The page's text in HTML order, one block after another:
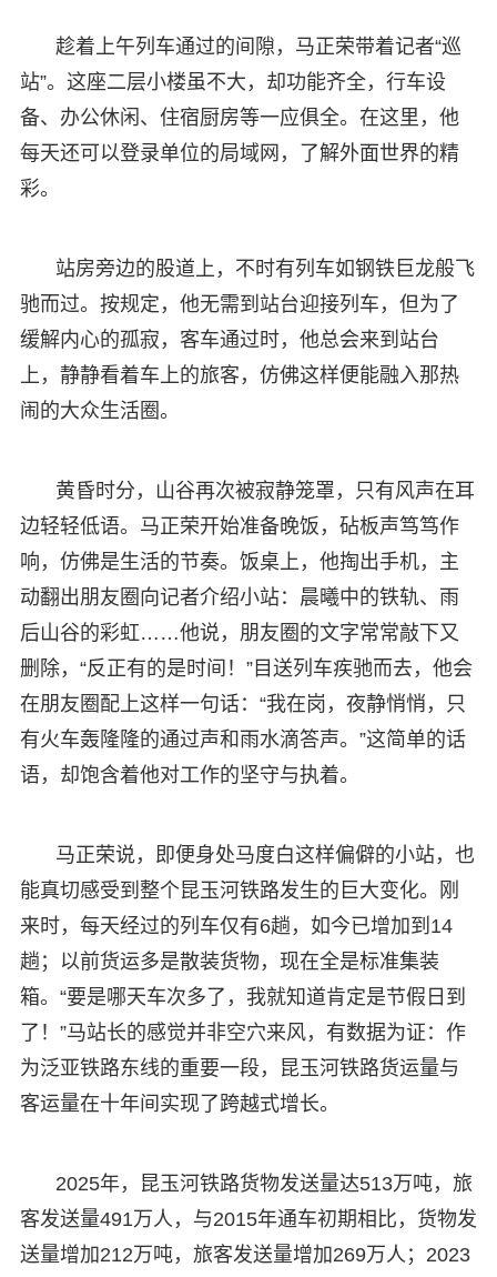
趁着上午列车通过的间隙，马正荣带着记者“巡
站”。这座二层小楼虽不大，却功能齐全，行车设
备、办公休闲、住宿厨房等一应俱全。在这里，他
每天还可以登录单位的局域网，了解外面世界的精
彩。
站房旁边的股道上，不时有列车如钢铁巨龙般飞
驰而过。按规定，他无需到站台迎接列车，但为了
缓解内心的孤寂，客车通过时，他总会来到站台
上，静静看着车上的旅客，仿佛这样便能融入那热
闹的大众生活圈。
黄昏时分，山谷再次被寂静笼罩，只有风声在耳
边轻轻低语。马正荣开始准备晚饭，砧板声笃笃作
响，仿佛是生活的节奏。饭桌上，他掏出手机，主
动翻出朋友圈向记者介绍小站：晨曦中的铁轨、雨
后山谷的彩虹……他说，朋友圈的文字常常敲下又
删除，“反正有的是时间！”目送列车疾驰而去，他会
在朋友圈配上这样一句话：“我在岗，夜静悄悄，只
有火车轰隆隆的通过声和雨水滴答声。”这简单的话
语，却饱含着他对工作的坚守与执着。
马正荣说，即便身处马度白这样偏僻的小站，也
能真切感受到整个昆玉河铁路发生的巨大变化。刚
来时，每天经过的列车仅有6趟，如今已增加到14
趟；以前货运多是散装货物，现在全是标准集装
箱。“要是哪天车次多了，我就知道肯定是节假日到
了！”马站长的感觉并非空穴来风，有数据为证：作
为泛亚铁路东线的重要一段，昆玉河铁路货运量与
客运量在十年间实现了跨越式增长。
2025年，昆玉河铁路货物发送量达513万吨，旅
客发送量491万人，与2015年通车初期相比，货物发
送量增加212万吨，旅客发送量增加269万人；2023